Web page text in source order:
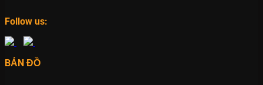
Follow us:
BẢN ĐỒ